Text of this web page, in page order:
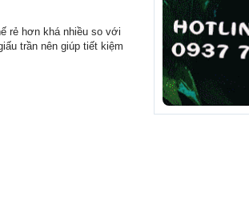
rẻ hơn khá nhiều so với
trần nên giúp tiết kiệm